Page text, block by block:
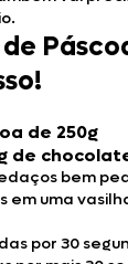
de 250g
de
bem
uma
por 30